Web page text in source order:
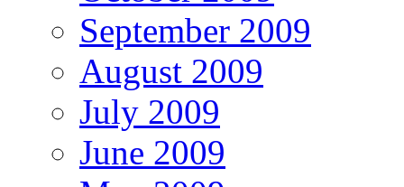
September 2009
August 2009
July 2009
June 2009